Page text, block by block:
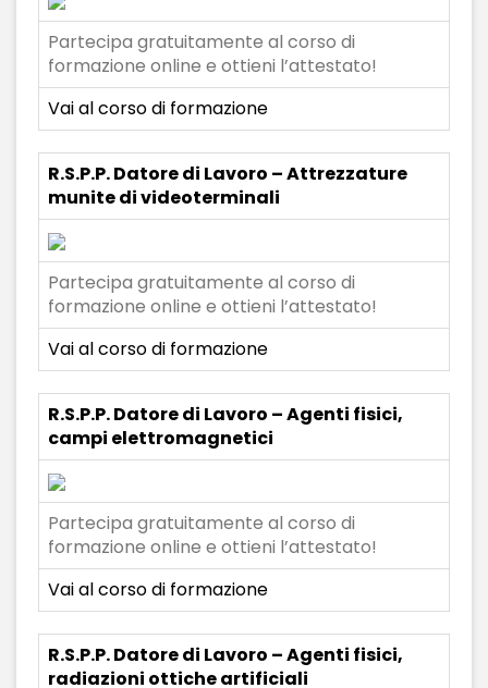
Partecipa gratuitamente al corso di
formazione online e ottieni l’attestato!
Vai al corso di formazione
R.S.P.P. Datore di Lavoro – Attrezzature
munite di videoterminali
Partecipa gratuitamente al corso di
formazione online e ottieni l’attestato!
Vai al corso di formazione
R.S.P.P. Datore di Lavoro – Agenti fisici,
campi elettromagnetici
Partecipa gratuitamente al corso di
formazione online e ottieni l’attestato!
Vai al corso di formazione
R.S.P.P. Datore di Lavoro – Agenti fisici,
radiazioni ottiche artificiali